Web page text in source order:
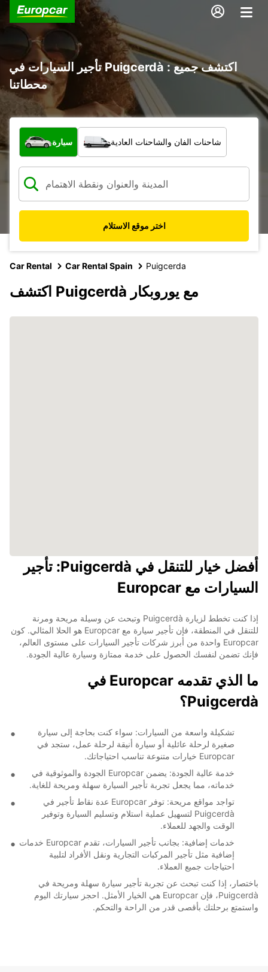
تأجير السيارات في Puigcerdà : اكتشف جميع
محطاتنا
ما نوع المركبة؟
سيارة شاحنات الفان والشاحنات العادية
اختر موقع الاستلام
Car Rental Car Rental Spain Puigcerda
اكتشف Puigcerdà مع يوروبكار
أفضل خيار للتنقل في Puigcerdà: تأجير
السيارات مع Europcar
إذا كنت تخطط لزيارة Puigcerdà وتبحث عن وسيلة مريحة ومرنة
للتنقل في المنطقة، فإن تأجير سيارة مع Europcar هو الحلا المثالي. كون
Europcar واحدة من أبرز شركات تأجير السيارات على مستوى العالم،
فإنك تضمن لنفسك الحصول على خدمة ممتازة وسيارة عالية الجودة.
ما الذي تقدمه Europcar في
Puigcerdà؟
تشكيلة واسعة من السيارات: سواء كنت بحاجة إلى سيارة
صغيرة لرحلة عائلية أو سيارة أنيقة لرحلة عمل، ستجد في
Europcar خيارات متنوعة تناسب احتياجاتك.
خدمة عالية الجودة: يضمن Europcar الجودة والموثوقية في
خدماته، مما يجعل تجربة تأجير السيارة سهلة ومريحة للغاية.
تواجد مواقع مريحة: توفر Europcar عدة نقاط تأجير في
Puigcerdà لتسهيل عملية استلام وتسليم السيارة وتوفير
الوقت والجهد للعملاء.
خدمات إضافية: بجانب تأجير السيارات، تقدم Europcar خدمات
إضافية مثل تأجير المركبات التجارية ونقل الأفراد لتلبية
احتياجات جميع العملاء.
باختصار، إذا كنت تبحث عن تجربة تأجير سيارة سهلة ومريحة في
Puigcerdà، فإن Europcar هي الخيار الأمثل. احجز سيارتك اليوم
واستمتع برحلتك بأقصى قدر من الراحة والتحكم.